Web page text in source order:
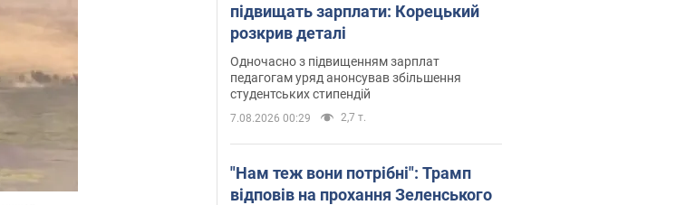
підвищать зарплати: Корецький
розкрив деталі
Одночасно з підвищенням зарплат
педагогам уряд анонсував збільшення
студентських стипендій
7.08.2026 00:29 2,7 т.
"Нам теж вони потрібні": Трамп
відповів на прохання Зеленського